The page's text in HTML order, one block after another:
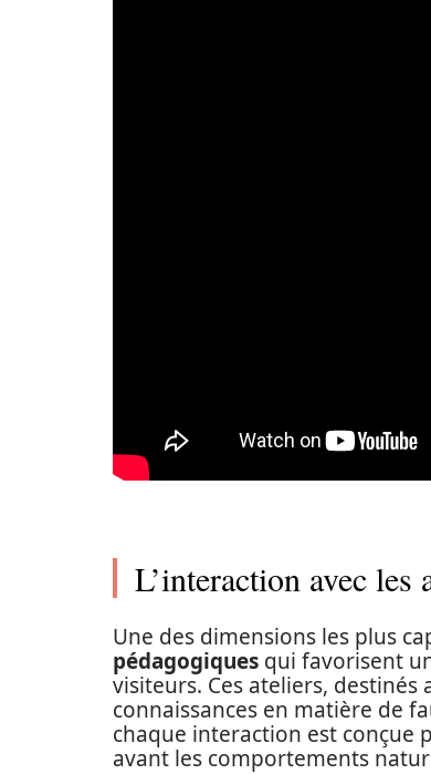
L’interaction avec les
Une des dimensions les plus
pédagogiques qui favorisent
visiteurs. Ces ateliers,
connaissances en matière de
chaque interaction est conçue
avant les comportements